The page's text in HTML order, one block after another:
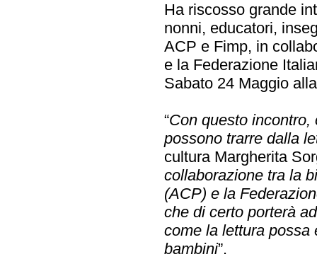
Ha riscosso grande
nonni, educatori,
ACP e Fimp, in
e la Federazione
Sabato 24 Maggio
“Con questo incontro,
possono trarre dalla
cultura Margherita
collaborazione tra la
(ACP) e la
che di certo porterà
come la lettura possa
bambini”.